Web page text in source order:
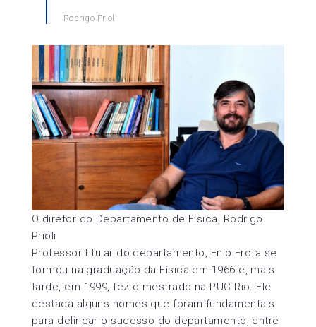
Rodrigo Prioli
O diretor do Departamento de Física, Rodrigo
Prioli
Professor titular do departamento, Enio Frota se
formou na graduação da Física em 1966 e, mais
tarde, em 1999, fez o mestrado na PUC-Rio. Ele
destaca alguns nomes que foram fundamentais
para delinear o sucesso do departamento, entre